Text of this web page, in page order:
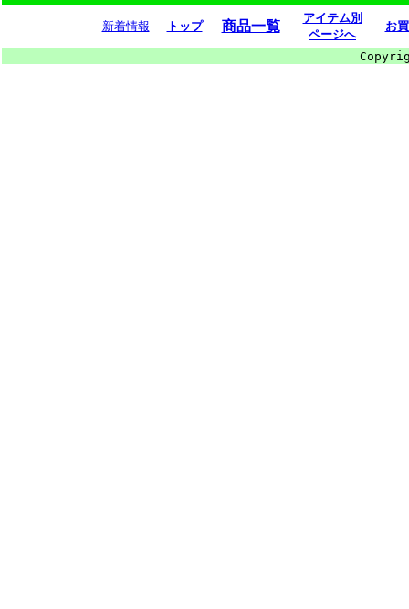
新着情報 トップ 商品一覧
アイテム別
ページへ
お